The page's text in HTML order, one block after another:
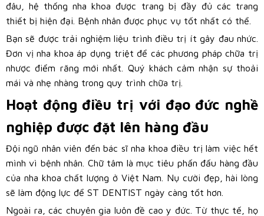
đâu, hệ thống nha khoa được trang bị đầy đủ các trang
thiết bị hiện đại. Bệnh nhân được phục vụ tốt nhất có thể.
Bạn sẽ được trải nghiệm liệu trình điều trị ít gây đau nhức.
Đơn vị nha khoa áp dụng triệt để các phương pháp chữa trị
nhược điểm răng mới nhất. Quý khách cảm nhận sự thoải
mái và nhẹ nhàng trong quy trình chữa trị.
Hoạt động điều trị với đạo đức nghề
nghiệp được đặt lên hàng đầu
Đội ngũ nhân viên đến bác sĩ nha khoa điều trị làm việc hết
mình vì bệnh nhân. Chữ tâm là mục tiêu phấn đấu hàng đầu
của nha khoa chất lượng ở Việt Nam. Nụ cười đẹp, hài lòng
sẽ làm động lực để ST DENTIST ngày càng tốt hơn.
Ngoài ra, các chuyên gia luôn đề cao y đức. Từ thực tế, họ